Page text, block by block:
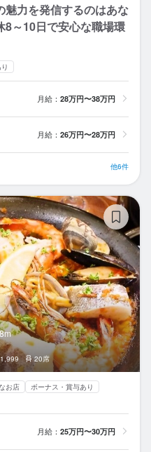
魅力を発信するのはあな
～10日で安心な職場環
月給： 28万円〜38万円
月給： 26万円〜28万円
他6件
20席
お店
ボーナス・賞与あり
月給： 25万円〜30万円